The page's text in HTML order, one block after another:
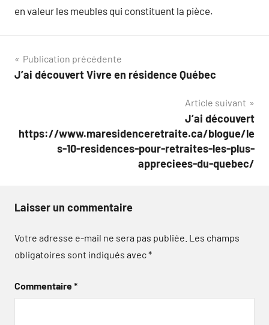
en valeur les meubles qui constituent la pièce.
Navigation
de
Publication précédente
J’ai découvert Vivre en résidence Québec
Article suivant
J’ai découvert
https://www.maresidenceretraite.ca/blogue/le
s-10-residences-pour-retraites-les-plus-
appreciees-du-quebec/
Laisser un commentaire
Votre adresse e-mail ne sera pas publiée. Les champs
obligatoires sont indiqués avec*
Commentaire*